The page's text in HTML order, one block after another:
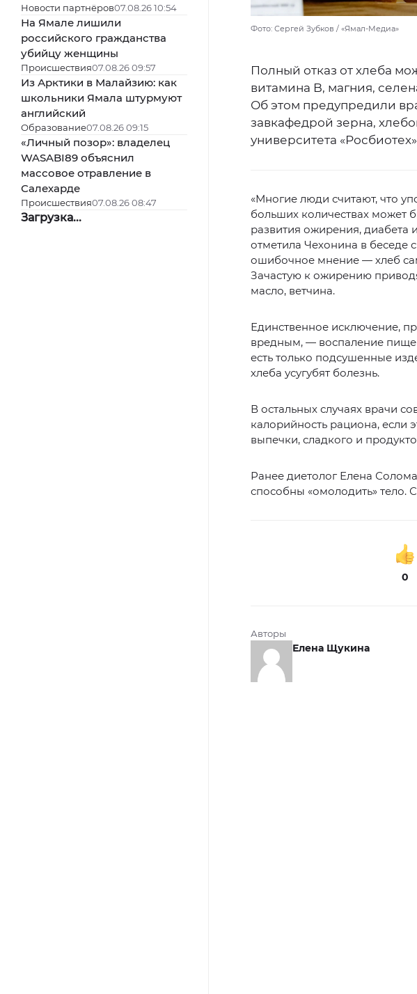
Новости партнёров07.08.26 10:54
На Ямале лишили
российского гражданства
убийцу женщины
Происшествия07.08.26 09:57
Из Арктики в Малайзию: как
школьники Ямала штурмуют
английский
Образование07.08.26 09:15
«Личный позор»: владелец
WASABI89 объяснил
массовое отравление в
Салехарде
Происшествия07.08.26 08:47
Загрузка...
Фото: Сергей Зубков / «Ямал-Медиа»
Полный отказ от хлеба
витамина B, магния,
Об этом предупредили
завкафедрой зерна,
университета
«Многие люди считают, что
больших количествах может
развития ожирения, диабета
отметила Чехонина в беседе с
ошибочное мнение — хлеб
Зачастую к ожирению
масло, ветчина.
Единственное исключение,
вредным, — воспаление
есть только подсушенные
хлеба усугубят болезнь.
В остальных случаях врачи
калорийность рациона, если
выпечки, сладкого и
Ранее диетолог Елена
способны «омолодить» тело.
0
Авторы
Елена Щукина